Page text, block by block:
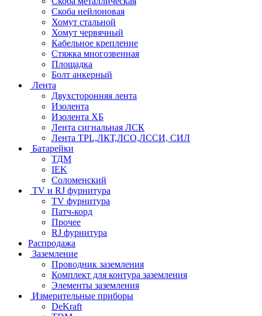
Скоба нейлоновая
Хомут стальной
Хомут червячный
Кабельное крепление
Стяжка многозвенная
Площадка
Болт анкерный
Лента
Двухсторонняя лента
Изолента
Изолента ХБ
Лента сигнальная ЛСК
Лента TPL,ЛКТ,ЛСО,ЛССИ, СИЛ
Батарейки
ТДМ
IEK
Соломенский
TV и RJ фурнитура
TV фурнитура
Патч-корд
Прочее
RJ фурнитура
Распродажа
Заземление
Проводник заземления
Комплект для контура заземления
Элементы заземления
Измерительные приборы
DeKraft